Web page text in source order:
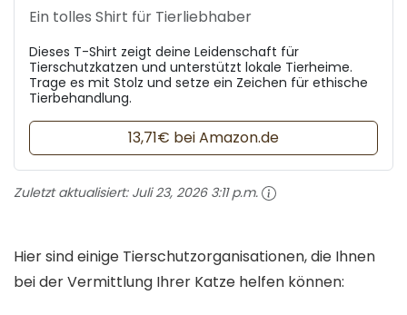
Ein tolles Shirt für Tierliebhaber
Dieses T-Shirt zeigt deine Leidenschaft für
Tierschutzkatzen und unterstützt lokale Tierheime.
Trage es mit Stolz und setze ein Zeichen für ethische
Tierbehandlung.
13,71€ bei Amazon.de
Zuletzt aktualisiert: Juli 23, 2026 3:11 p.m.
Hier sind einige Tierschutzorganisationen, die Ihnen
bei der Vermittlung Ihrer Katze helfen können: